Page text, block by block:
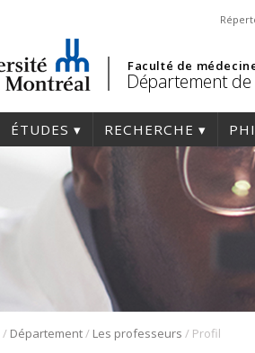
Faculté de
Département
ÉTUDES RECHERCHE
/ Département/ Les professeurs / Profil